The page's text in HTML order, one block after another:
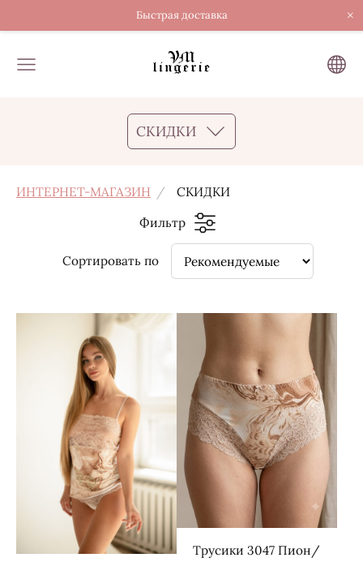
Быстрая доставка ×
СКИДКИ
ИНТЕРНЕТ-МАГАЗИН
СКИДКИ
Фильтр
Сортировать по
Трусики 3047 Пион/